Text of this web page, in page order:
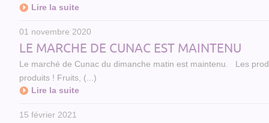
Lire la suite
01 novembre 2020
LE MARCHE DE CUNAC EST MAINTENU
Le marché de Cunac du dimanche matin est maintenu. Les
produits ! Fruits, (...)
Lire la suite
15 février 2021